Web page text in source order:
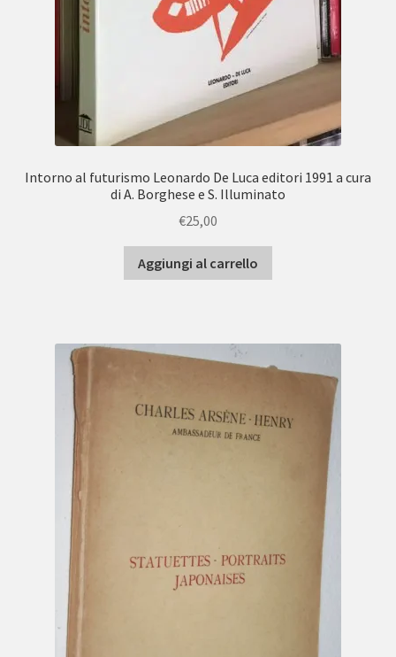
Intorno al futurismo Leonardo De Luca editori 1991 a cura
di A. Borghese e S. Illuminato
€25,00
Aggiungi al carrello